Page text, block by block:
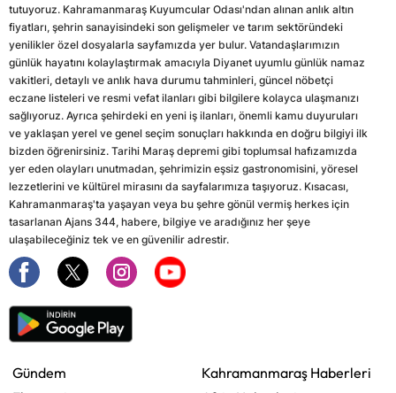
tutuyoruz. Kahramanmaraş Kuyumcular Odası'ndan alınan anlık altın
fiyatları, şehrin sanayisindeki son gelişmeler ve tarım sektöründeki
yenilikler özel dosyalarla sayfamızda yer bulur. Vatandaşlarımızın
günlük hayatını kolaylaştırmak amacıyla Diyanet uyumlu günlük namaz
vakitleri, detaylı ve anlık hava durumu tahminleri, güncel nöbetçi
eczane listeleri ve resmi vefat ilanları gibi bilgilere kolayca ulaşmanızı
sağlıyoruz. Ayrıca şehirdeki en yeni iş ilanları, önemli kamu duyuruları
ve yaklaşan yerel ve genel seçim sonuçları hakkında en doğru bilgiyi ilk
bizden öğrenirsiniz. Tarihi Maraş depremi gibi toplumsal hafızamızda
yer eden olayları unutmadan, şehrimizin eşsiz gastronomisini, yöresel
lezzetlerini ve kültürel mirasını da sayfalarımıza taşıyoruz. Kısacası,
Kahramanmaraş'ta yaşayan veya bu şehre gönül vermiş herkes için
tasarlanan Ajans 344, habere, bilgiye ve aradığınız her şeye
ulaşabileceğiniz tek ve en güvenilir adrestir.
Gündem
Kahramanmaraş Haberleri